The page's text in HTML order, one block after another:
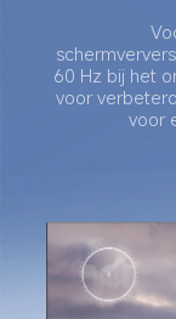
60 Hz bij het
voor
voor